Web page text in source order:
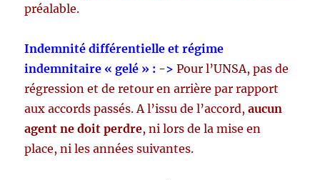
préalable.
Indemnité différentielle et régime
indemnitaire « gelé » : -> Pour l’UNSA, pas de
régression et de retour en arrière par rapport
aux accords passés. A l’issu de l’accord,aucun
agent ne doit perdre, ni lors de la mise en
place, ni les années suivantes.